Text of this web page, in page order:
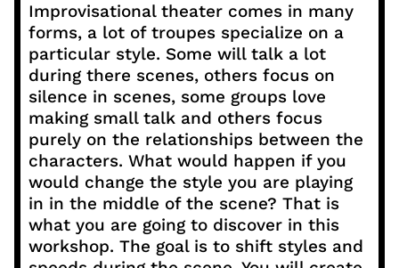
Improvisational theater comes in many
forms, a lot of troupes specialize on a
particular style. Some will talk a lot
during there scenes, others focus on
silence in scenes, some groups love
making small talk and others focus
purely on the relationships between the
characters. What would happen if you
would change the style you are playing
in in the middle of the scene? That is
what you are going to discover in this
workshop. The goal is to shift styles and